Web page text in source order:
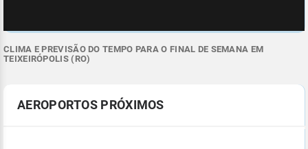
CLIMA E PREVISÃO DO TEMPO PARA O FINAL DE SEMANA EM
TEIXEIRÓPOLIS (RO)
AEROPORTOS PRÓXIMOS